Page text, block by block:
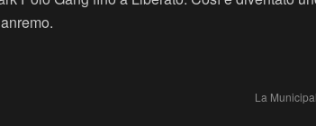
La Municipal